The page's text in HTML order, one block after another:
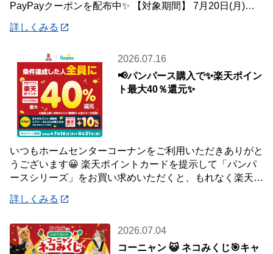
PayPayクーポンを配布中✨ 【対象期間】 7月20日(月)～8
詳しくみる
2026.07.16
📢パンパース購入で✨楽天ポイン
ト最大40％還元✨
いつもホームセンターコーナンをご利用いただきありがと
うございます😀 楽天ポイントカードを提示して「パンパ
ースシリーズ」をお買い求めいただくと、もれなく楽天ポ
詳しくみる
2026.07.04
コーニャン 😺 ネコみくじ🎯キャ